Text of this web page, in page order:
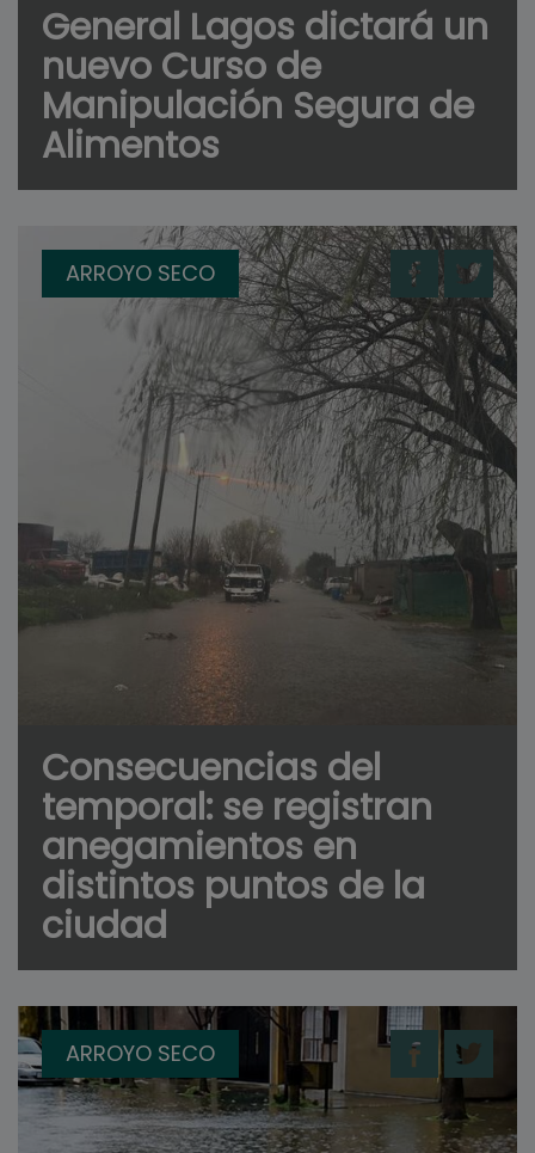
General Lagos dictará un
nuevo Curso de
Manipulación Segura de
Alimentos
ARROYO SECO
Consecuencias del
temporal: se registran
anegamientos en
distintos puntos de la
ciudad
ARROYO SECO